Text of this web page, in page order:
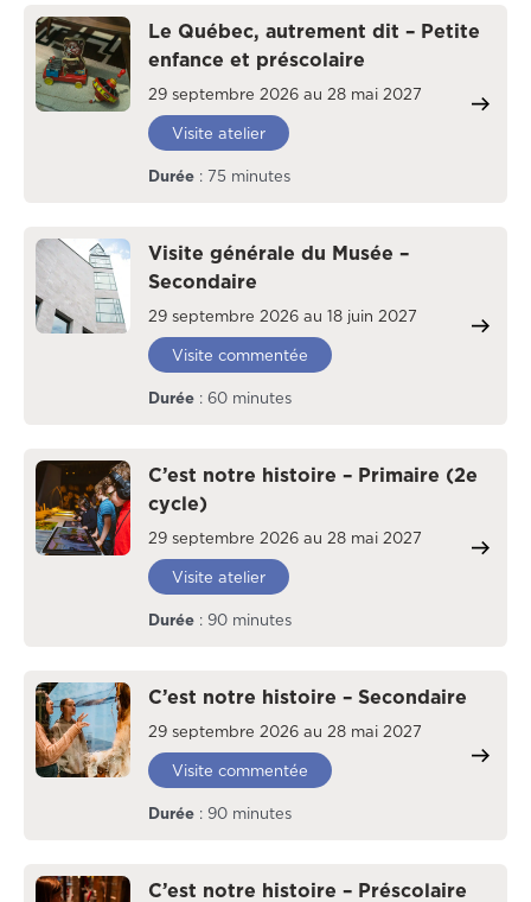
Le Québec, autrement dit – Petite
enfance et préscolaire
29 septembre 2026 au 28 mai 2027
Visite atelier
Durée : 75 minutes
Visite générale du Musée –
Secondaire
29 septembre 2026 au 18 juin 2027
Visite commentée
Durée : 60 minutes
C’est notre histoire – Primaire (2e
cycle)
29 septembre 2026 au 28 mai 2027
Visite atelier
Durée : 90 minutes
C’est notre histoire – Secondaire
29 septembre 2026 au 28 mai 2027
Visite commentée
Durée : 90 minutes
C’est notre histoire – Préscolaire